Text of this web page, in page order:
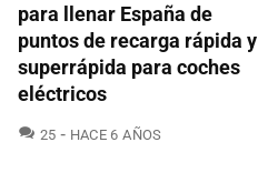
para llenar España de
puntos de recarga rápida y
superrápida para coches
eléctricos
25 COMENTARIOS
HACE 6 AÑOS